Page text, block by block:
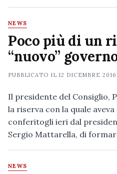
NEWS
Poco più di un
“nuovo”
PUBBLICATO IL12 DICEMBRE 2016
Il presidente del Consiglio,
la riserva con la quale
conferitogli ieri dal
Sergio Mattarella, di
NEWS